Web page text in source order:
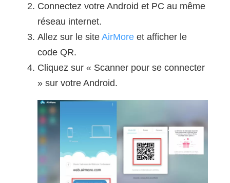
Connectez votre Android et PC au même
réseau internet.
Allez sur le site AirMoreet afficher le
code QR.
Cliquez sur « Scanner pour se connecter
» sur votre Android.